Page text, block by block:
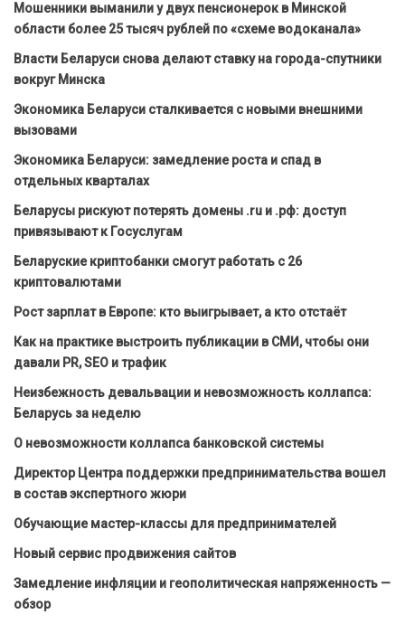
Мошенники выманили у двух пенсионерок в Минской
области более 25 тысяч рублей по «схеме водоканала»
Власти Беларуси снова делают ставку на города-спутники
вокруг Минска
Экономика Беларуси сталкивается с новыми внешними
вызовами
Экономика Беларуси: замедление роста и спад в
отдельных кварталах
Беларусы рискуют потерять домены .ru и .рф: доступ
привязывают к Госуслугам
Беларуские криптобанки смогут работать с 26
криптовалютами
Рост зарплат в Европе: кто выигрывает, а кто отстаёт
Как на практике выстроить публикации в СМИ, чтобы они
давали PR, SEO и трафик
Неизбежность девальвации и невозможность коллапса:
Беларусь за неделю
О невозможности коллапса банковской системы
Директор Центра поддержки предпринимательства вошел
в состав экспертного жюри
Обучающие мастер-классы для предпринимателей
Новый сервис продвижения сайтов
Замедление инфляции и геополитическая напряженность —
обзор